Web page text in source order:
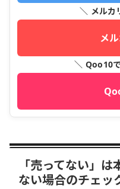
＼ メルカ
メ
＼ Qoo10
「売ってない」
ない場合のチェッ